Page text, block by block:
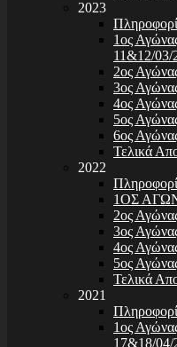
2023
1ος
11&12/03/
2ος
3ος
4ος
5ος
6ος
Τελικά
2022
1ΟΣ
2ος
3ος
4ος
5ος
Τελικά
2021
1ος
17&18/04/